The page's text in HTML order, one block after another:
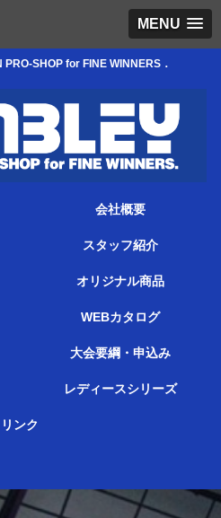
MENU
SHOP for FINE WINNERS．
会社概要
スタッフ紹介
オリジナル商品
WEBカタログ
大会要綱・申込み
レディースシリーズ
リンク